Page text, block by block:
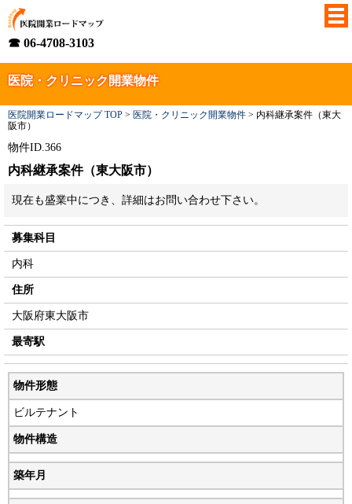
☎ 06-4708-3103
医院・クリニック開業物件
医院開業ロードマップ TOP > 医院・クリニック開業物件 > 内科継承案件（東大
阪市）
物件ID.366
内科継承案件（東大阪市）
現在も盛業中につき、詳細はお問い合わせ下さい。
募集科目
内科
住所
大阪府東大阪市
最寄駅
物件形態
ビルテナント
物件構造
築年月